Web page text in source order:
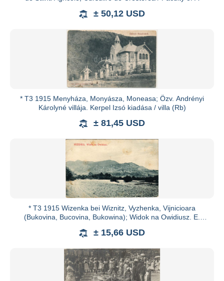
± 50,12 USD
* T3 1915 Menyháza, Monyásza, Moneasa; Özv. Andrényi
Károlyné villája. Kerpel Izsó kiadása / villa (Rb)
± 81,45 USD
* T3 1915 Wizenka bei Wiznitz, Vyzhenka, Vijnicioara
(Bukovina, Bucovina, Bukowina); Widok na Owidiusz. E.
± 15,66 USD